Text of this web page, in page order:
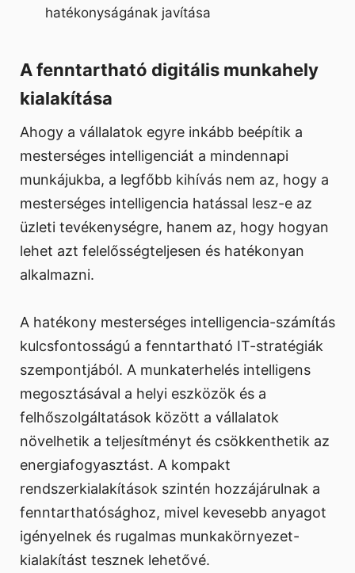
hatékonyságának javítása
A fenntartható digitális munkahely
kialakítása
Ahogy a vállalatok egyre inkább beépítik a
mesterséges intelligenciát a mindennapi
munkájukba, a legfőbb kihívás nem az, hogy a
mesterséges intelligencia hatással lesz-e az
üzleti tevékenységre, hanem az, hogy hogyan
lehet azt felelősségteljesen és hatékonyan
alkalmazni.
A hatékony mesterséges intelligencia-számítás
kulcsfontosságú a fenntartható IT-stratégiák
szempontjából. A munkaterhelés intelligens
megosztásával a helyi eszközök és a
felhőszolgáltatások között a vállalatok
növelhetik a teljesítményt és csökkenthetik az
energiafogyasztást. A kompakt
rendszerkialakítások szintén hozzájárulnak a
fenntarthatósághoz, mivel kevesebb anyagot
igényelnek és rugalmas munkakörnyezet-
kialakítást tesznek lehetővé.